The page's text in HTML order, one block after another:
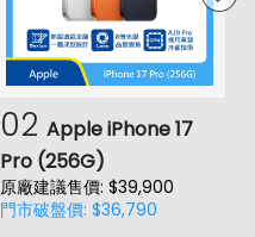
02 Apple iPhone 17
Pro (256G)
原廠建議售價: $39,900
門市破盤價: $36,790